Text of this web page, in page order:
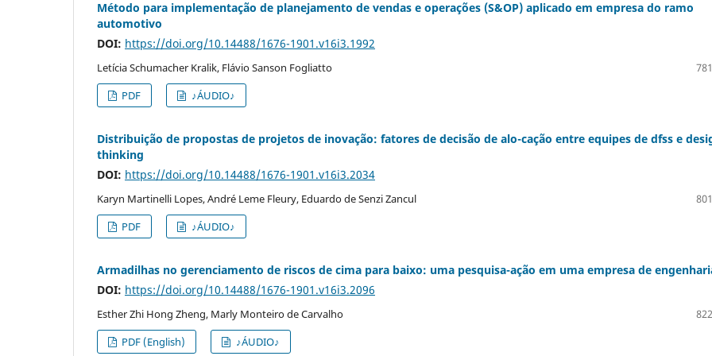
Método para implementação de planejamento de vendas e operações (S&OP) aplicado em empresa do ramo
automotivo
DOI: https://doi.org/10.14488/1676-1901.v16i3.1992
Letícia Schumacher Kralik, Flávio Sanson Fogliatto
PDF
♪ÁUDIO♪
Distribuição de propostas de projetos de inovação: fatores de decisão de alo-cação entre equipes de dfss e
thinking
DOI: https://doi.org/10.14488/1676-1901.v16i3.2034
Karyn Martinelli Lopes, André Leme Fleury, Eduardo de Senzi Zancul
PDF
♪ÁUDIO♪
Armadilhas no gerenciamento de riscos de cima para baixo: uma pesquisa-ação em uma empresa de
DOI: https://doi.org/10.14488/1676-1901.v16i3.2096
Esther Zhi Hong Zheng, Marly Monteiro de Carvalho
PDF (English)
♪ÁUDIO♪